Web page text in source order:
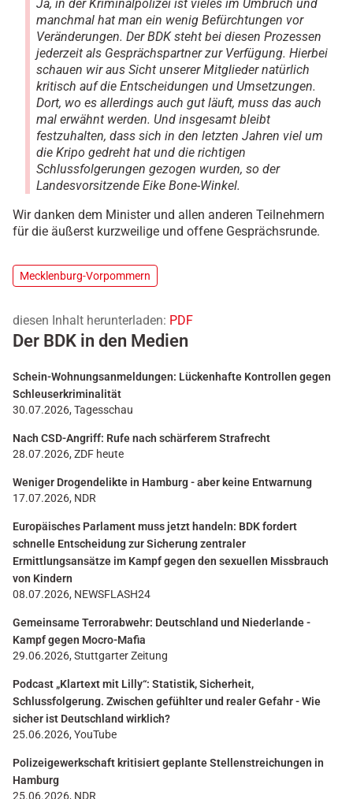
Ja, in der Kriminalpolizei ist vieles im Umbruch und
manchmal hat man ein wenig Befürchtungen vor
Veränderungen. Der BDK steht bei diesen Prozessen
jederzeit als Gesprächspartner zur Verfügung. Hierbei
schauen wir aus Sicht unserer Mitglieder natürlich
kritisch auf die Entscheidungen und Umsetzungen.
Dort, wo es allerdings auch gut läuft, muss das auch
mal erwähnt werden. Und insgesamt bleibt
festzuhalten, dass sich in den letzten Jahren viel um
die Kripo gedreht hat und die richtigen
Schlussfolgerungen gezogen wurden, so der
Landesvorsitzende Eike Bone-Winkel.
Wir danken dem Minister und allen anderen Teilnehmern
für die äußerst kurzweilige und offene Gesprächsrunde.
Mecklenburg-Vorpommern
diesen Inhalt herunterladen: PDF
Der BDK in den Medien
Schein-Wohnungsanmeldungen: Lückenhafte Kontrollen gegen
Schleuserkriminalität
30.07.2026, Tagesschau
Nach CSD-Angriff: Rufe nach schärferem Strafrecht
28.07.2026, ZDF heute
Weniger Drogendelikte in Hamburg - aber keine Entwarnung
17.07.2026, NDR
Europäisches Parlament muss jetzt handeln: BDK fordert
schnelle Entscheidung zur Sicherung zentraler
Ermittlungsansätze im Kampf gegen den sexuellen Missbrauch
von Kindern
08.07.2026, NEWSFLASH24
Gemeinsame Terrorabwehr: Deutschland und Niederlande -
Kampf gegen Mocro-Mafia
29.06.2026, Stuttgarter Zeitung
Podcast „Klartext mit Lilly“: Statistik, Sicherheit,
Schlussfolgerung. Zwischen gefühlter und realer Gefahr - Wie
sicher ist Deutschland wirklich?
25.06.2026, YouTube
Polizeigewerkschaft kritisiert geplante Stellenstreichungen in
Hamburg